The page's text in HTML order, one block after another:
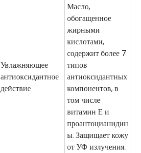
Увлажняющее
антиоксидантное
действие
Масло,
обогащенное
жирными
кислотами,
содержит более 7
типов
антиоксидантных
компонентов, в
том числе
витамин Е и
проантоцианидин
ы. Защищает кожу
от УФ излучения.